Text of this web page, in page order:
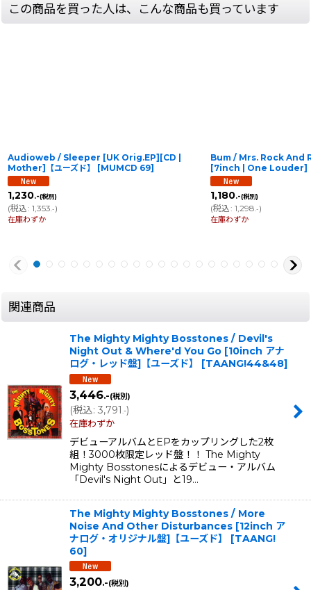
この商品を買った人は、こんな商品も買っています
Audioweb / Sleeper [UK Orig.EP][CD |
Mother]【ユーズド】
[MUMCD 69]
1,230.-(税別)
(税込: 1,353 .-)
在庫わずか
Bum / Mrs. Rock And
[7inch | One Louder]【
1,180.-(税別)
(税込: 1,298 .-)
在庫わずか
関連商品
The Mighty Mighty Bosstones / Devil's
Night Out & Where'd You Go [10inch アナ
ログ・レッド盤]【ユーズド】
[TAANG!44&48]
3,446.-(税別)
(税込: 3,791.-)
在庫わずか
デビューアルバムとEPをカップリングした2枚
組！3000枚限定レッド盤！！ The Mighty
Mighty Bosstonesによるデビュー・アルバム
「Devil's Night Out」と19…
The Mighty Mighty Bosstones / More
Noise And Other Disturbances [12inch ア
ナログ・オリジナル盤]【ユーズド】
[TAANG!
60]
3,200.-(税別)